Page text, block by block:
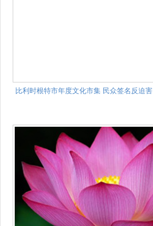
比利时根特市年度文化市集 民众签名反迫害